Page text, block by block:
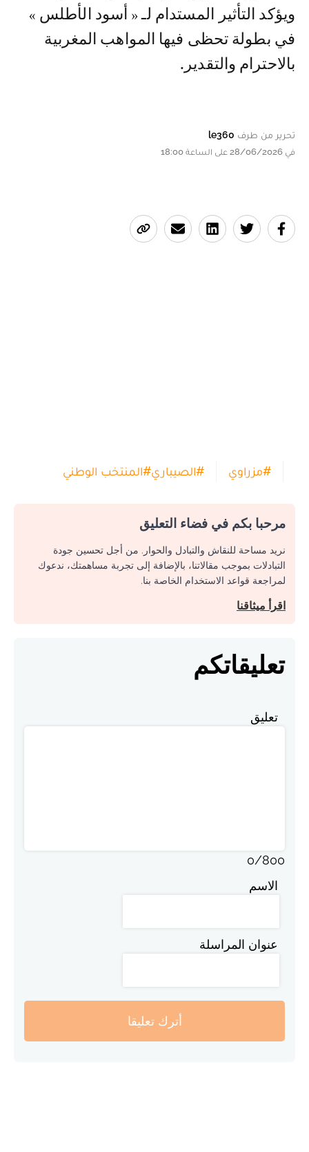
ويؤكد التأثير المستدام لـ « أسود الأطلس »
في بطولة تحظى فيها المواهب المغربية
بالاحترام والتقدير.
تحرير من طرف le360
في 28/06/2026 على الساعة 18:00
#مزراوي #الصيباري#المنتخب الوطني
مرحبا بكم في فضاء التعليق
نريد مساحة للنقاش والتبادل والحوار. من أجل تحسين جودة
التبادلات بموجب مقالاتنا، بالإضافة إلى تجربة مساهمتك، ندعوك
لمراجعة قواعد الاستخدام الخاصة بنا.
اقرأ ميثاقنا
تعليقاتكم
تعليق
0/800
الاسم
عنوان المراسلة
أترك تعليقا